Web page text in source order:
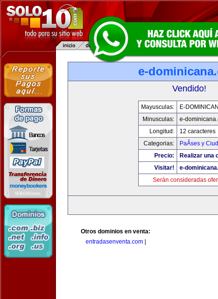
e-
Vendido!
Mayusculas:
E-
Minusculas:
e-
Longitud:
12 caracteres
Categorias:
PaÃ­ses y
Precio:
Realizar una
Visitar!
e-
Serán consideradas
Otros dominios en venta:
entradasenventa.com|